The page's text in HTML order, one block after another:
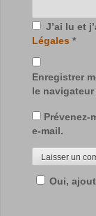
J’ai lu et
Légales *
Enregistrer
le
Prévenez-
e-mail.
Oui,